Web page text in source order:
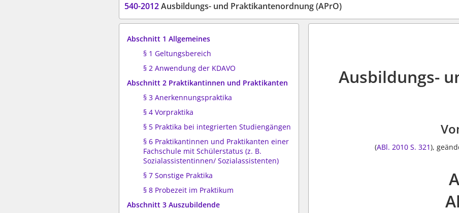
540-2012Ausbildungs- und Praktikantenordnung (APrO)
Abschnitt 1 Allgemeines
§ 1 Geltungsbereich
§ 2 Anwendung der KDAVO
Abschnitt 2 Praktikantinnen und Praktikanten
§ 3 Anerkennungspraktika
§ 4 Vorpraktika
§ 5 Praktika bei integrierten Studiengängen
§ 6 Praktikantinnen und Praktikanten einer
Fachschule mit Schülerstatus (z. B.
Sozialassistentinnen/ Sozialassistenten)
§ 7 Sonstige Praktika
§ 8 Probezeit im Praktikum
Abschnitt 3 Auszubildende
Ausbildungs-
(ABl. 2010 S. 321),